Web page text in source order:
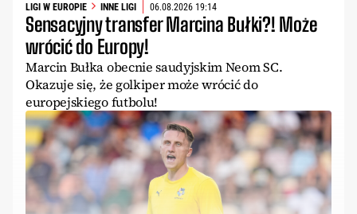
LIGI W EUROPIE INNE LIGI 06.08.2026 19:14
Sensacyjny transfer Marcina Bułki?! Może
wrócić do Europy!
Marcin Bułka obecnie saudyjskim Neom SC.
Okazuje się, że golkiper może wrócić do
europejskiego futbolu!